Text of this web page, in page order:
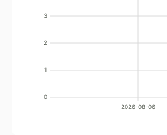
0
1
2
3
2026-08-06